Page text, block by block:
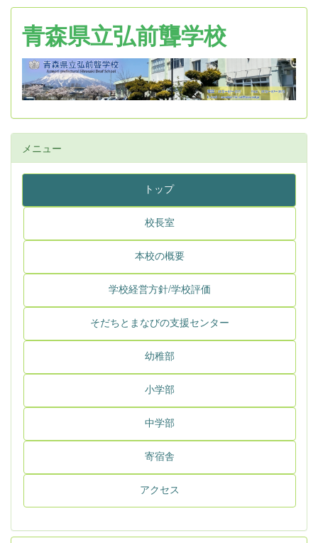
青森県立弘前聾学校
メニュー
トップ
校長室
本校の概要
学校経営方針/学校評価
そだちとまなびの支援センター
幼稚部
小学部
中学部
寄宿舎
アクセス